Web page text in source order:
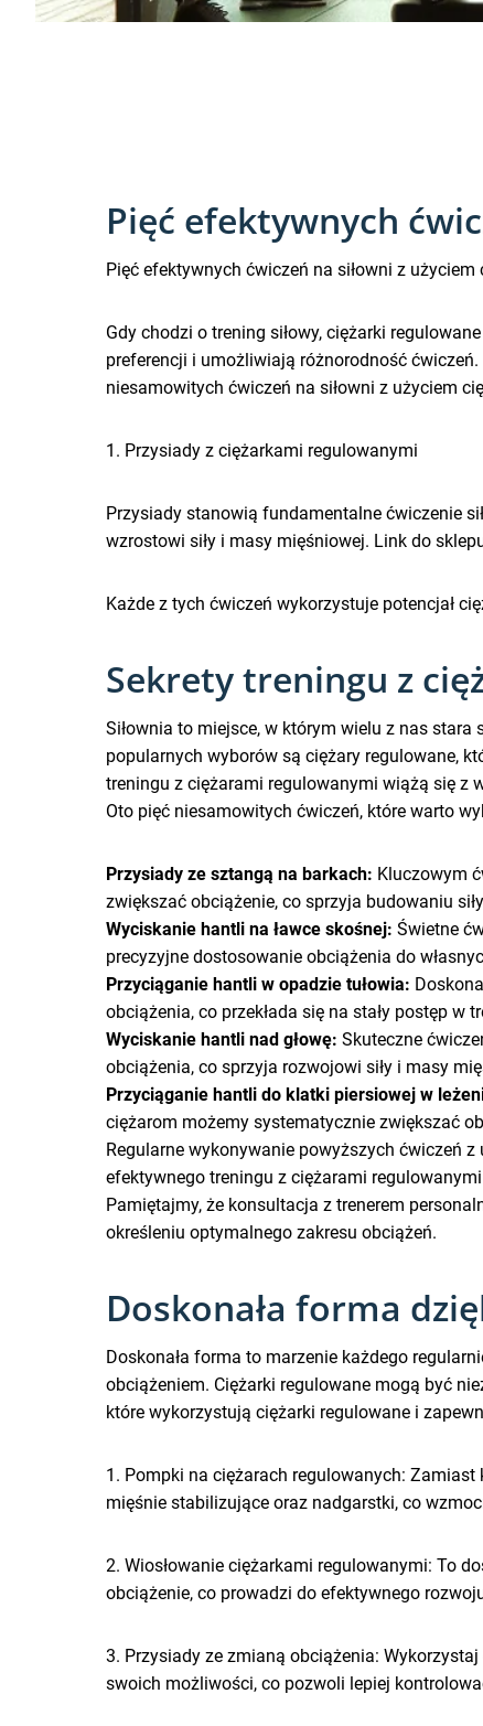
Pięć efektywnych
Pięć efektywnych ćwiczeń na siłowni z użyciem
Gdy chodzi o trening siłowy, ciężarki
preferencji i umożliwiają różnorodność
niesamowitych ćwiczeń na siłowni z użyciem
1. Przysiady z ciężarkami regulowanymi
Przysiady stanowią fundamentalne ćwiczenie
wzrostowi siły i masy mięśniowej. Link do
Każde z tych ćwiczeń wykorzystuje potencjał
Sekrety treningu z
Siłownia to miejsce, w którym wielu z nas
popularnych wyborów są ciężary regulowane,
treningu z ciężarami regulowanymi wiążą się z
Oto pięć niesamowitych ćwiczeń, które warto
Przysiady ze sztangą na barkach: Kluczowym
zwiększać obciążenie, co sprzyja budowaniu
Wyciskanie hantli na ławce skośnej: Świetne
precyzyjne dostosowanie obciążenia do
Przyciąganie hantli w opadzie tułowia:
obciążenia, co przekłada się na stały postęp w
Wyciskanie hantli nad głowę: Skuteczne
obciążenia, co sprzyja rozwojowi siły i masy
Przyciąganie hantli do klatki piersiowej w
ciężarom możemy systematycznie zwiększać
Regularne wykonywanie powyższych ćwiczeń
efektywnego treningu z ciężarami
Pamiętajmy, że konsultacja z trenerem
określeniu optymalnego zakresu obciążeń.
Doskonała forma
Doskonała forma to marzenie każdego
obciążeniem. Ciężarki regulowane mogą być
które wykorzystują ciężarki regulowane i
1. Pompki na ciężarach regulowanych:
mięśnie stabilizujące oraz nadgarstki, co
2. Wiosłowanie ciężarkami regulowanymi: To
obciążenie, co prowadzi do efektywnego
3. Przysiady ze zmianą obciążenia:
swoich możliwości, co pozwoli lepiej